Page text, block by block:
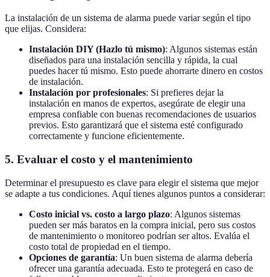
La instalación de un sistema de alarma puede variar según el tipo
que elijas. Considera:
Instalación DIY (Hazlo tú mismo): Algunos sistemas están
diseñados para una instalación sencilla y rápida, la cual
puedes hacer tú mismo. Esto puede ahorrarte dinero en costos
de instalación.
Instalación por profesionales: Si prefieres dejar la
instalación en manos de expertos, asegúrate de elegir una
empresa confiable con buenas recomendaciones de usuarios
previos. Esto garantizará que el sistema esté configurado
correctamente y funcione eficientemente.
5. Evaluar el costo y el mantenimiento
Determinar el presupuesto es clave para elegir el sistema que mejor
se adapte a tus condiciones. Aquí tienes algunos puntos a considerar:
Costo inicial vs. costo a largo plazo: Algunos sistemas
pueden ser más baratos en la compra inicial, pero sus costos
de mantenimiento o monitoreo podrían ser altos. Evalúa el
costo total de propiedad en el tiempo.
Opciones de garantía: Un buen sistema de alarma debería
ofrecer una garantía adecuada. Esto te protegerá en caso de